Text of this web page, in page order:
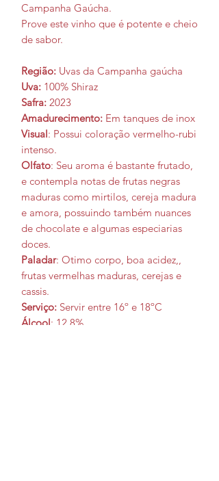
Campanha Gaúcha.
Prove este vinho que é potente e cheio
de sabor.
Região: Uvas da Campanha gaúcha
Uva: 100% Shiraz
Safra: 2023
Amadurecimento: Em tanques de inox
Visual: Possui coloração vermelho-rubi
intenso.
Olfato: Seu aroma é bastante frutado,
e contempla notas de frutas negras
maduras como mirtilos, cereja madura
e amora, possuindo também nuances
de chocolate e algumas especiarias
doces.
Paladar: Otimo corpo, boa acidez,,
frutas vermelhas maduras, cerejas e
cassis.
Serviço: Servir entre 16º e 18ºC
Álcool: 12,8%